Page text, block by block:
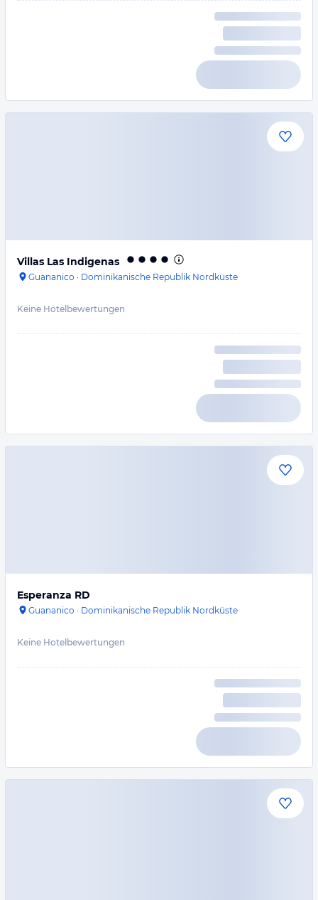
Villas Las Indigenas
Guananico · Dominikanische Republik Nordküste
Keine Hotelbewertungen
Esperanza RD
Guananico · Dominikanische Republik Nordküste
Keine Hotelbewertungen